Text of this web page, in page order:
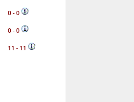
0 - 0
0 - 0
11 - 11